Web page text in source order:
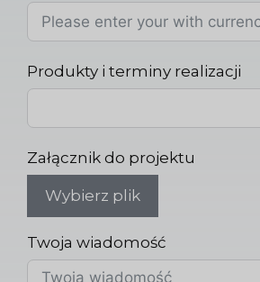
Produkty i terminy realizacji
Załącznik do projektu
Wybierz plik
Twoja wiadomość